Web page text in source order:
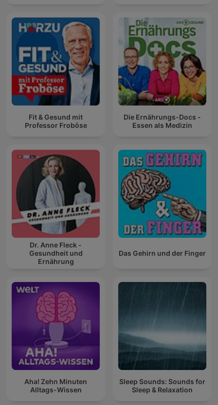
Fit & Gesund mit
Professor Froböse
Die Ernährungs-Docs -
Essen als Medizin
Dr. Anne Fleck -
Gesundheit und
Ernährung
Das Gehirn und der Finger
Aha! Zehn Minuten
Alltags-Wissen
Sleep Sounds: Sounds for
Sleep & Relaxation